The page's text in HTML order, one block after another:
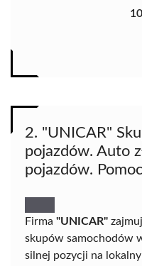
2. "UNICAR"
pojazdów. Auto
pojazdów.
Firma "UNICAR"
skupów samochodów
silnej pozycji na